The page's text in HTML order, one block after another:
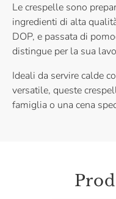
Le crespelle sono
ingredienti di alta
DOP, e passata di
distingue per la sua
Ideali da servire calde
versatile, queste
famiglia o una cena